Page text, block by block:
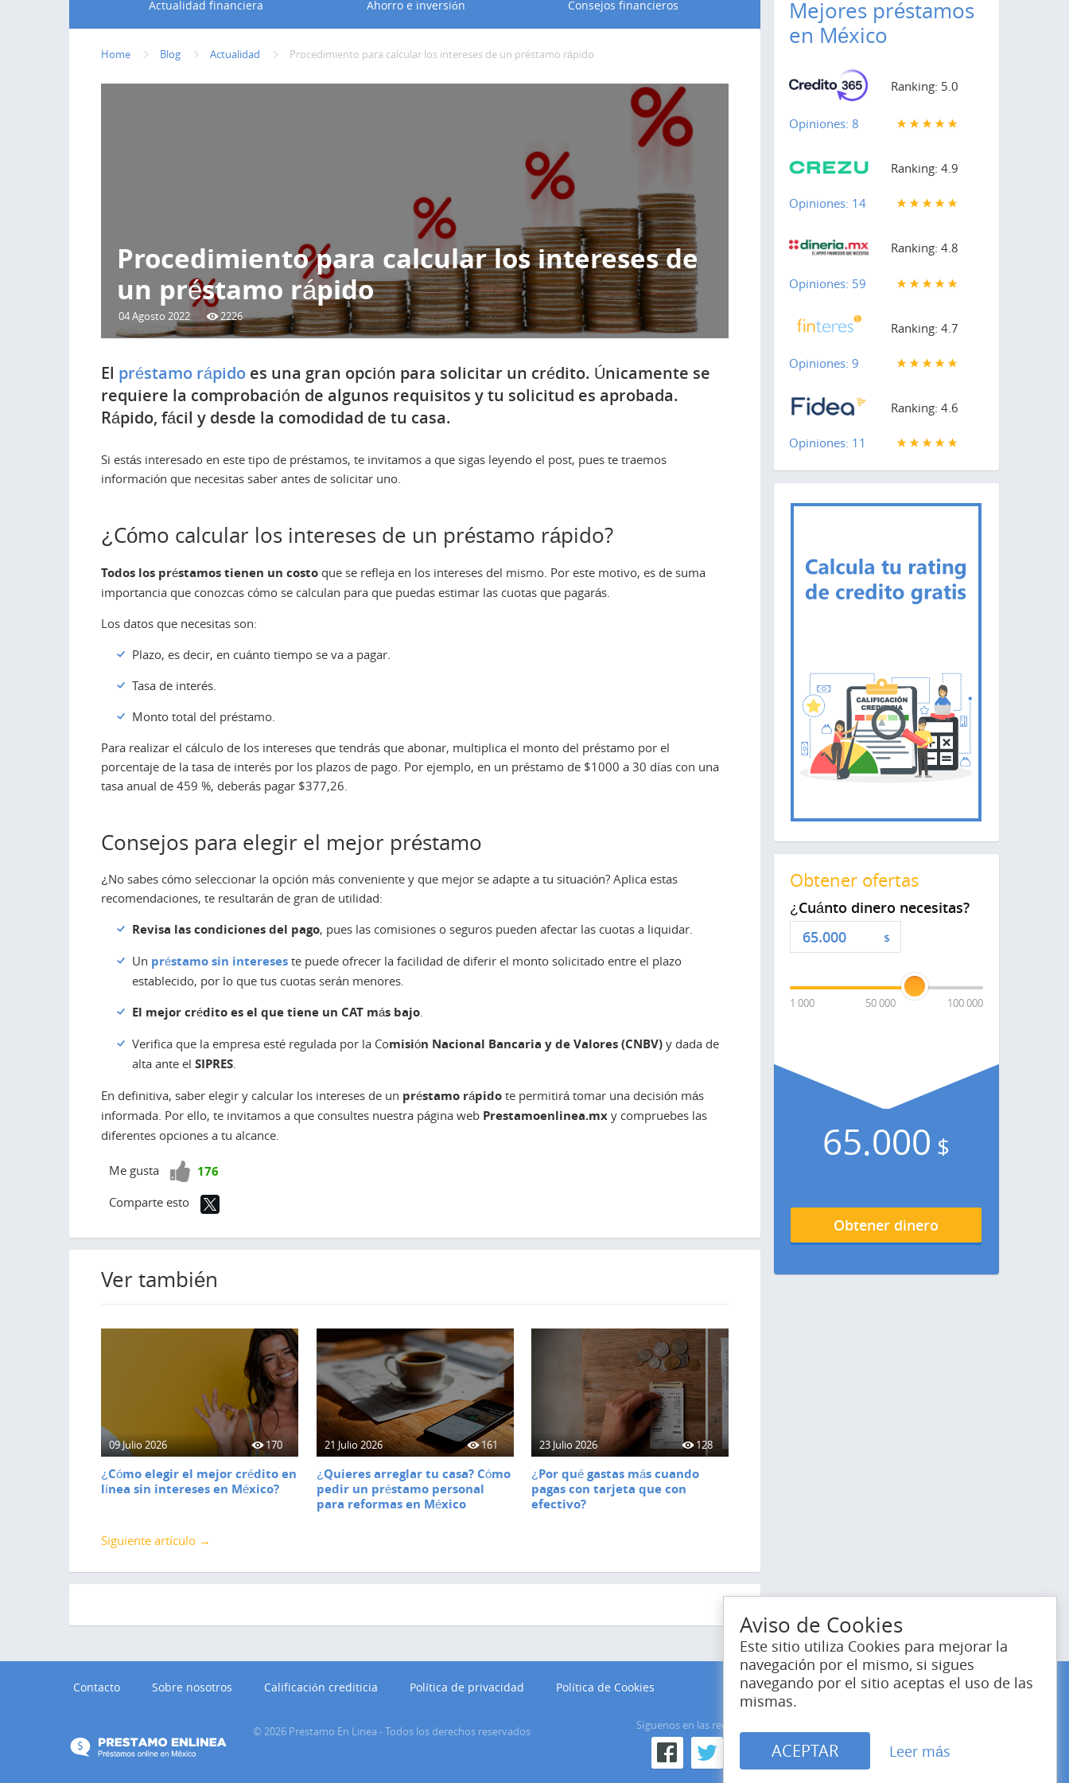
Actualidad financiera Ahorro e inversión Consejos financieros
Home Blog Actualidad Procedimiento para calcular los intereses de un préstamo rápido
Procedimiento para calcular los intereses de
un préstamo rápido
04 Agosto 2022 2226
El préstamo rápido es una gran opción para solicitar un crédito. Únicamente se
requiere la comprobación de algunos requisitos y tu solicitud es aprobada.
Rápido, fácil y desde la comodidad de tu casa.
Si estás interesado en este tipo de préstamos, te invitamos a que sigas leyendo el post, pues te traemos
información que necesitas saber antes de solicitar uno.
¿Cómo calcular los intereses de un préstamo rápido?
Todos los préstamos tienen un costo que se refleja en los intereses del mismo. Por este motivo, es de suma
importancia que conozcas cómo se calculan para que puedas estimar las cuotas que pagarás.
Los datos que necesitas son:
Plazo, es decir, en cuánto tiempo se va a pagar.
Tasa de interés.
Monto total del préstamo.
Para realizar el cálculo de los intereses que tendrás que abonar, multiplica el monto del préstamo por el
porcentaje de la tasa de interés por los plazos de pago. Por ejemplo, en un préstamo de $1000 a 30 días con una
tasa anual de 459 %, deberás pagar $377,26.
Consejos para elegir el mejor préstamo
¿No sabes cómo seleccionar la opción más conveniente y que mejor se adapte a tu situación? Aplica estas
recomendaciones, te resultarán de gran de utilidad:
Revisa las condiciones del pago, pues las comisiones o seguros pueden afectar las cuotas a liquidar.
Un préstamo sin intereses te puede ofrecer la facilidad de diferir el monto solicitado entre el plazo
establecido, por lo que tus cuotas serán menores.
El mejor crédito es el que tiene un CAT más bajo
Verifica que la empresa esté regulada por la Comisión Nacional Bancaria y de Valores (CNBV) y dada de
alta ante el SIPRES
En definitiva, saber elegir y calcular los intereses de un préstamo rápido te permitirá tomar una decisión más
informada. Por ello, te invitamos a que consultes nuestra página web Prestamoenlinea.mx y compruebes las
diferentes opciones a tu alcance.
Me gusta
¡Vota176
Comparte esto
Ver también
09 Julio 2026 170
¿Cómo elegir el mejor crédito en
línea sin intereses en México?
21 Julio 2026 161
¿Quieres arreglar tu casa? Cómo
pedir un préstamo personal
para reformas en México
23 Julio 2026 128
¿Por qué gastas más cuando
pagas con tarjeta que con
efectivo?
Siguiente artículo →
Mejores préstamos
en México
Ranking: 5.0
Opiniones: 8
Ranking: 4.9
Opiniones: 14
Ranking: 4.8
Opiniones: 59
Ranking: 4.7
Opiniones: 9
Ranking: 4.6
Opiniones: 11
Obtener ofertas
¿Cuánto dinero necesitas?
$
1 000 50 000 100 000
65.000 $
Obtener dinero
Contacto Sobre nosotros Calificación crediticia Política de privacidad Política de Cookies
Síguenos en las redes sociales
© 2026 Prestamo En Linea -Todos los derechos reservados
Aviso de Cookies
Este sitio utiliza Cookies para mejorar la
navegación por el mismo, si sigues
navegando por el sitio aceptas el uso de las
mismas.
ACEPTAR Leer más